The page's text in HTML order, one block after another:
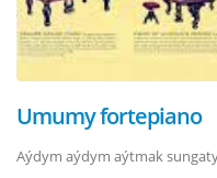
Umumy fortepiano
Aýdym aýdym aýtmak